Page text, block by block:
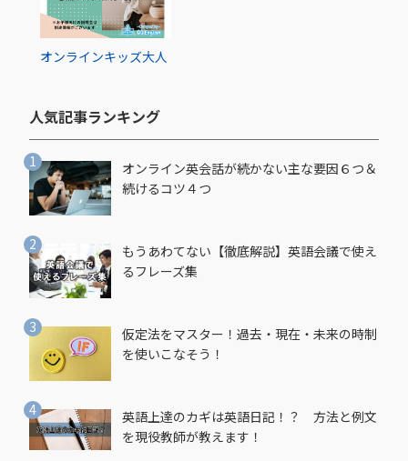
オンラインキッズ大人
人気記事ランキング​
オンライン英会話が続かない主な要因６つ＆
続けるコツ４つ
もうあわてない【徹底解説】英語会議で使え
るフレーズ集
仮定法をマスター！過去・現在・未来の時制
を使いこなそう！
英語上達のカギは英語日記！？ 方法と例文
を現役教師が教えます！